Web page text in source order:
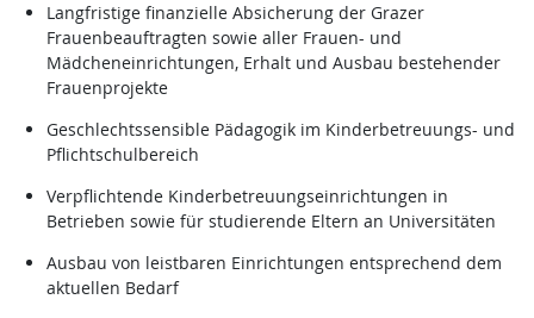
Langfristige finanzielle Absicherung der Grazer
Frauenbeauftragten sowie aller Frauen- und
Mädcheneinrichtungen, Erhalt und Ausbau bestehender
Frauenprojekte
Geschlechtssensible Pädagogik im Kinderbetreuungs- und
Pflichtschulbereich
Verpflichtende Kinderbetreuungseinrichtungen in
Betrieben sowie für studierende Eltern an Universitäten
Ausbau von leistbaren Einrichtungen entsprechend dem
aktuellen Bedarf